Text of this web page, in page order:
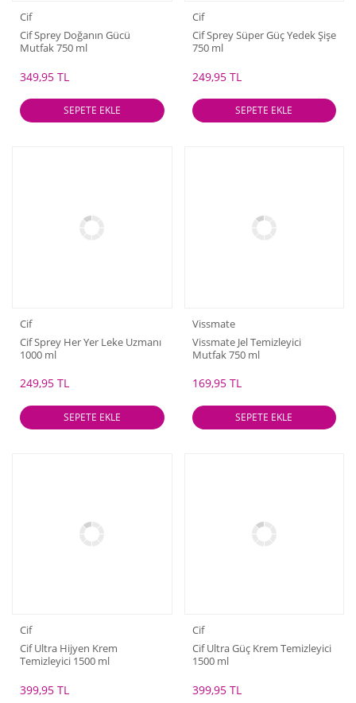
Cif
Cif Sprey Doğanın Gücü
Mutfak 750 ml
349,95 TL
SEPETE EKLE
Cif
Cif Sprey Süper Güç Yedek Şişe
750 ml
249,95 TL
SEPETE EKLE
Cif
Cif Sprey Her Yer Leke Uzmanı
1000 ml
249,95 TL
SEPETE EKLE
Vissmate
Vissmate Jel Temizleyici
Mutfak 750 ml
169,95 TL
SEPETE EKLE
Cif
Cif Ultra Hijyen Krem
Temizleyici 1500 ml
399,95 TL
Cif
Cif Ultra Güç Krem Temizleyici
1500 ml
399,95 TL